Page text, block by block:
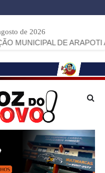
de 2026
DE ARAPOTI AVANÇA E